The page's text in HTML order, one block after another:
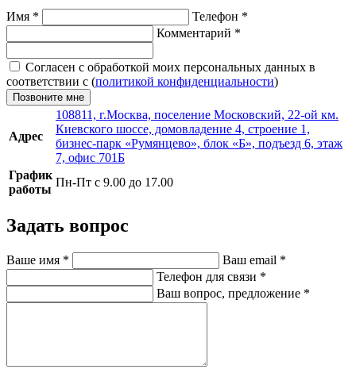
Имя * Телефон *
Комментарий *
Согласен с обработкой моих персональных данных в
соответствии с (политикой конфиденциальности)
Позвоните мне
Адрес
108811, г.Москва, поселение Московский, 22-ой км.
Киевского шоссе, домовладение 4, строение 1,
бизнес-парк «Румянцево», блок «Б», подъезд 6, этаж
7, офис 701Б
График
работы
Пн-Пт с 9.00 до 17.00
Задать вопрос
Ваше имя * Ваш email *
Телефон для связи *
Ваш вопрос, предложение *